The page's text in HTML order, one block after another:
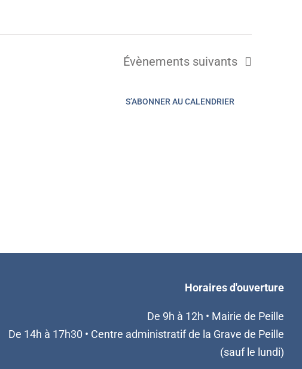
Évènements suivants
S’ABONNER AU CALENDRIER
Horaires d'ouverture
De 9h à 12h • Mairie de Peille
De 14h à 17h30 • Centre administratif de la Grave de Peille
(sauf le lundi)